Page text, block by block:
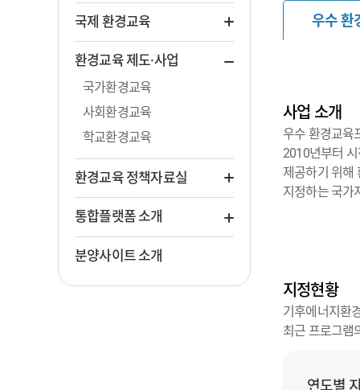
국제 환경교육
환경교육 제도·사업
국가환경교육
사회환경교육
학교환경교육
환경교육 정책자료실
통합플랫폼 소개
분양사이트 소개
우수 환
사업 소개
우수 환경교육
2010년부터
제공하기 위해
지정하는 국가
지정현황
기후에너지환
최근 프로그램
연도별